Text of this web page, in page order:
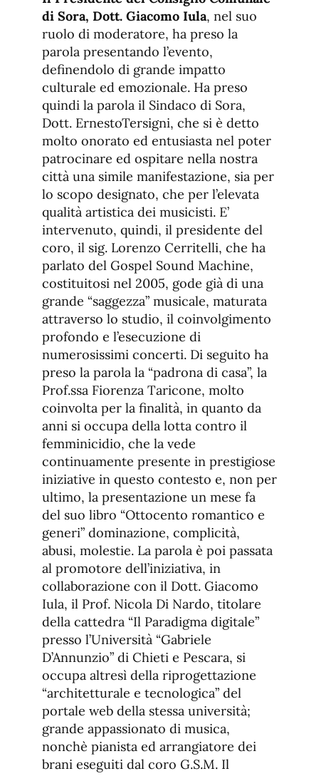
di Sora, Dott. Giacomo Iula, nel suo
ruolo di moderatore, ha preso la
parola presentando l’evento,
definendolo di grande impatto
culturale ed emozionale. Ha preso
quindi la parola il Sindaco di Sora,
Dott. ErnestoTersigni, che si è detto
molto onorato ed entusiasta nel poter
patrocinare ed ospitare nella nostra
città una simile manifestazione, sia per
lo scopo designato, che per l’elevata
qualità artistica dei musicisti. E’
intervenuto, quindi, il presidente del
coro, il sig. Lorenzo Cerritelli, che ha
parlato del Gospel Sound Machine,
costituitosi nel 2005, gode già di una
grande “saggezza” musicale, maturata
attraverso lo studio, il coinvolgimento
profondo e l’esecuzione di
numerosissimi concerti. Di seguito ha
preso la parola la “padrona di casa”, la
Prof.ssa Fiorenza Taricone, molto
coinvolta per la finalità, in quanto da
anni si occupa della lotta contro il
femminicidio, che la vede
continuamente presente in prestigiose
iniziative in questo contesto e, non per
ultimo, la presentazione un mese fa
del suo libro “Ottocento romantico e
generi” dominazione, complicità,
abusi, molestie. La parola è poi passata
al promotore dell’iniziativa, in
collaborazione con il Dott. Giacomo
Iula, il Prof. Nicola Di Nardo, titolare
della cattedra “Il Paradigma digitale”
presso l’Università “Gabriele
D’Annunzio” di Chieti e Pescara, si
occupa altresì della riprogettazione
“architetturale e tecnologica” del
portale web della stessa università;
grande appassionato di musica,
nonchè pianista ed arrangiatore dei
brani eseguiti dal coro G.S.M. Il